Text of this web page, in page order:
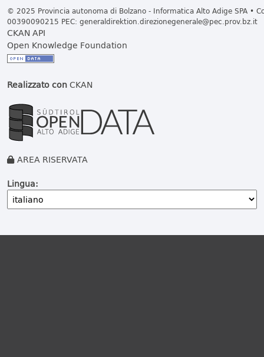
© 2025 Provincia autonoma di Bolzano - Informatica Alto Adige SPA •
00390090215 PEC: generaldirektion.direzionegenerale@pec.prov.bz.it
CKAN API
Open Knowledge Foundation
Realizzato conCKAN
AREA RISERVATA
Lingua